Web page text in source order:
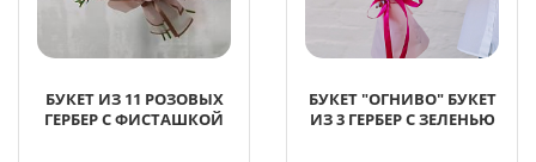
БУКЕТ ИЗ 11 РОЗОВЫХ
ГЕРБЕР С ФИСТАШКОЙ
БУКЕТ "ОГНИВО" БУКЕТ
ИЗ 3 ГЕРБЕР С ЗЕЛЕНЬЮ